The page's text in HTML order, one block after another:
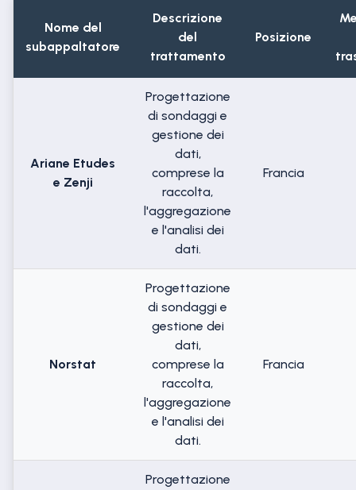
Nome del
subappaltatore
Descrizione
del
trattamento
Posizione
Ariane Etudes
e Zenji
Progettazione
di sondaggi e
gestione dei
dati,
comprese la
raccolta,
l'aggregazione
e l'analisi dei
dati.
Francia
Norstat
Progettazione
di sondaggi e
gestione dei
dati,
comprese la
raccolta,
l'aggregazione
e l'analisi dei
dati.
Francia
Progettazione